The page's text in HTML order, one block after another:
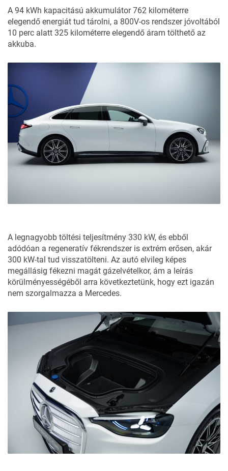
A 94 kWh kapacitású akkumulátor 762 kilométerre
elegendő energiát tud tárolni, a 800V-os rendszer jóvoltából
10 perc alatt 325 kilométerre elegendő áram tölthető az
akkuba.
A legnagyobb töltési teljesítmény 330 kW, és ebből
adódóan a regeneratív fékrendszer is extrém erősen, akár
300 kW-tal tud visszatölteni. Az autó elvileg képes
megállásig fékezni magát gázelvételkor, ám a leírás
körülményességéből arra következtetünk, hogy ezt igazán
nem szorgalmazza a Mercedes.